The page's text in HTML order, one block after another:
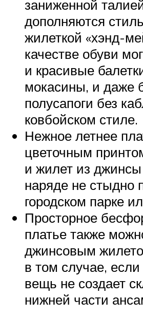
заниженной
дополняются
жилеткой «хэнд-
качестве обуви
и красивые
мокасины, и даже
полусапоги без
ковбойском стиле.
Нежное летнее
цветочным
и жилет из джинсы
наряде не стыдно
городском парке
Просторное
платье также
джинсовым
в том случае,
вещь не создает
нижней части